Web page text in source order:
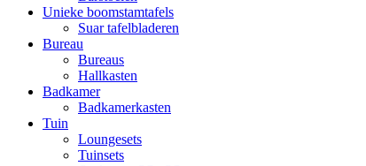
Unieke boomstamtafels
Suar tafelbladeren
Bureau
Bureaus
Hallkasten
Badkamer
Badkamerkasten
Tuin
Loungesets
Tuinsets